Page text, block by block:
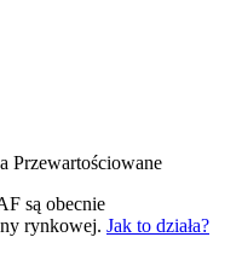
Przewartościowane
są obecnie
rynkowej. Jak to działa?